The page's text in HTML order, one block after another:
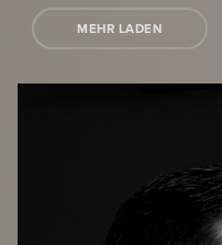
MEHR LADEN